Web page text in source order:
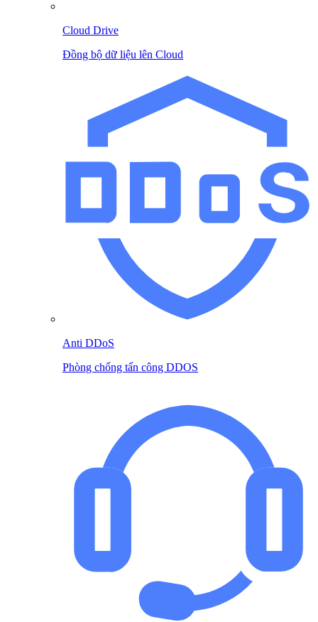
Cloud Drive
Đồng bộ dữ liệu lên Cloud
Anti DDoS
Phòng chống tấn công DDOS